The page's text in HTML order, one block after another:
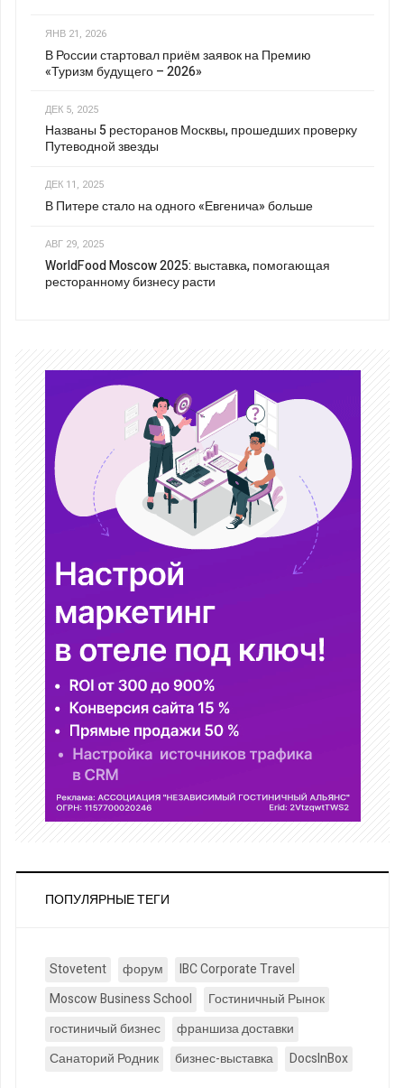
ЯНВ 21, 2026
В России стартовал приём заявок на Премию
«Туризм будущего – 2026»
ДЕК 5, 2025
Названы 5 ресторанов Москвы, прошедших проверку
Путеводной звезды
ДЕК 11, 2025
В Питере стало на одного «Евгенича» больше
АВГ 29, 2025
WorldFood Moscow 2025: выставка, помогающая
ресторанному бизнесу расти
ПОПУЛЯРНЫЕ ТЕГИ
Stovetent форум
IBC Corporate Travel
Moscow Business School
Гостиничный Рынок
гостиничый бизнес
франшиза доставки
Санаторий Родник
бизнес-выставка DocsInBox